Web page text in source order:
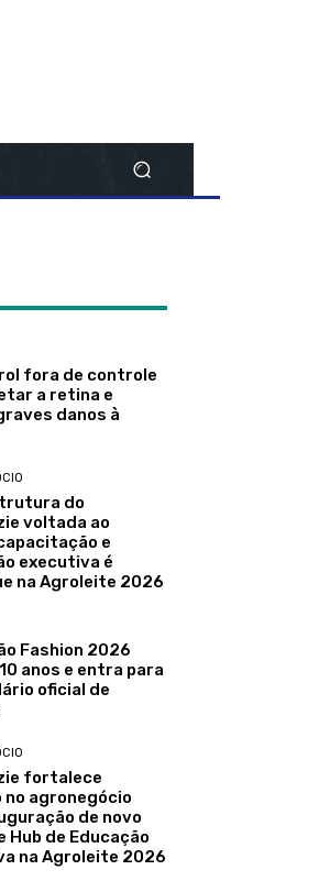
fora de controle
a retina e
danos à
do
voltada ao
e
executiva é
na Agroleite 2026
Fashion 2026
anos e entra para
oficial de
fortalece
no agronegócio
de novo
Hub de Educação
na Agroleite 2026